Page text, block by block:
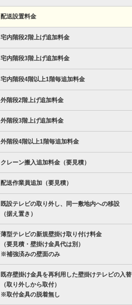
配送設置料金
宅内階段2階上げ追加料金
宅内階段3階上げ追加料金
宅内階段4階以上1階毎追加料金
外階段2階上げ追加料金
外階段3階上げ追加料金
外階段4階以上1階毎追加料金
クレーン搬入追加料金（要見積）
配送作業員追加（要見積）
既設テレビの取り外し、同一敷地内への移設
（据え置き）
薄型テレビの新規壁掛け取り付け料金
（要見積・壁掛け金具代は別）
※補強済みの壁面のみ
既存壁掛け金具を再利用した壁掛けテレビの入替
（取り外しから取付）
※取付金具の脱着無し